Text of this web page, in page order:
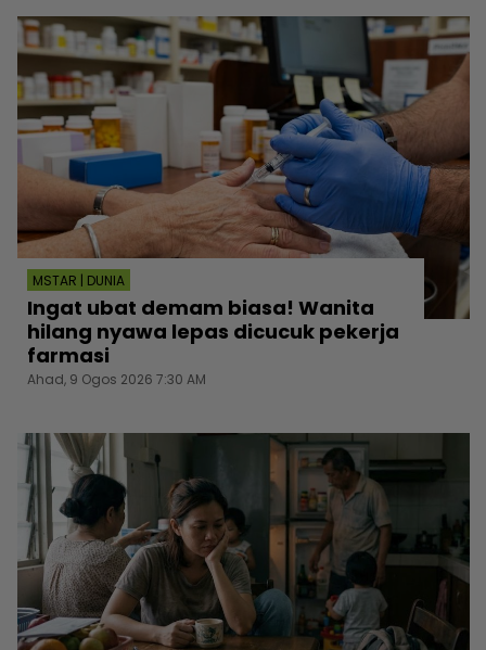
MSTAR | DUNIA
Ingat ubat demam biasa! Wanita
hilang nyawa lepas dicucuk pekerja
farmasi
Ahad, 9 Ogos 2026 7:30 AM